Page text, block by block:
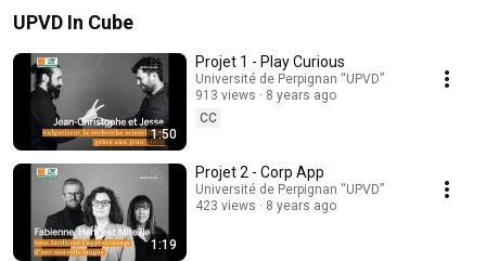
UPVD In Cube
1:50
Projet 1 - Play Curious
Université de Perpignan “UPVD”
913 views
8 years ago
CC
1:19
Projet 2 - Corp App
Université de Perpignan “UPVD”
423 views
8 years ago